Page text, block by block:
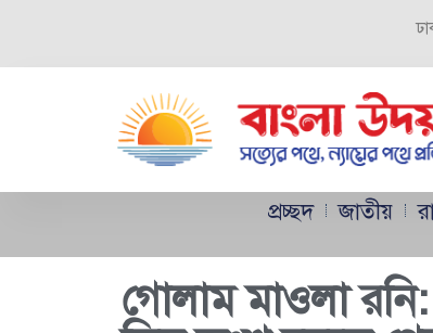
প্রচ্ছদ জাতীয়
গোলাম মাওলা